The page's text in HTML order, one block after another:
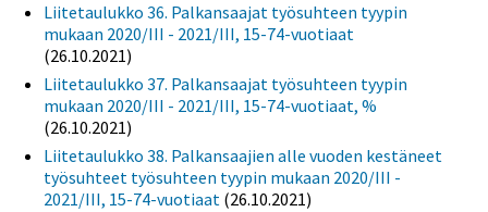
Liitetaulukko 36. Palkansaajat työsuhteen tyypin
mukaan 2020/III - 2021/III, 15-74-vuotiaat
(26.10.2021)
Liitetaulukko 37. Palkansaajat työsuhteen tyypin
mukaan 2020/III - 2021/III, 15-74-vuotiaat, %
(26.10.2021)
Liitetaulukko 38. Palkansaajien alle vuoden kestäneet
työsuhteet työsuhteen tyypin mukaan 2020/III -
2021/III, 15-74-vuotiaat (26.10.2021)